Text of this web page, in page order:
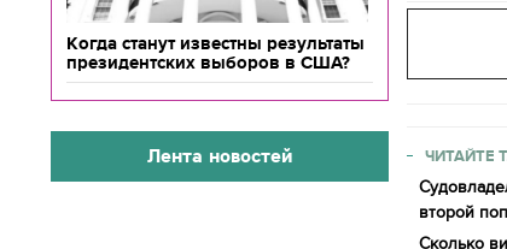
Когда станут известны результаты
президентских выборов в США?
Лента новостей ЧИТАЙТЕ
второй
Сколько